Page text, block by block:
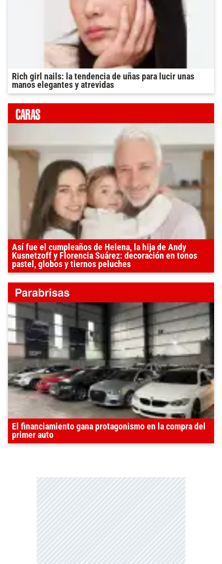
Rich girl nails: la tendencia de uñas para lucir unas
manos elegantes y atrevidas
Así fue el cumpleaños de Helena, la hija de Andy
Kusnetzoff y Florencia Suárez: decoración en tonos
pastel, globos y tiernos peluches
El financiamiento gana protagonismo en la compra del
primer auto